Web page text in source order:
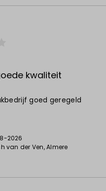
kwaliteit
goed geregeld
2026
van der Ven, Almere